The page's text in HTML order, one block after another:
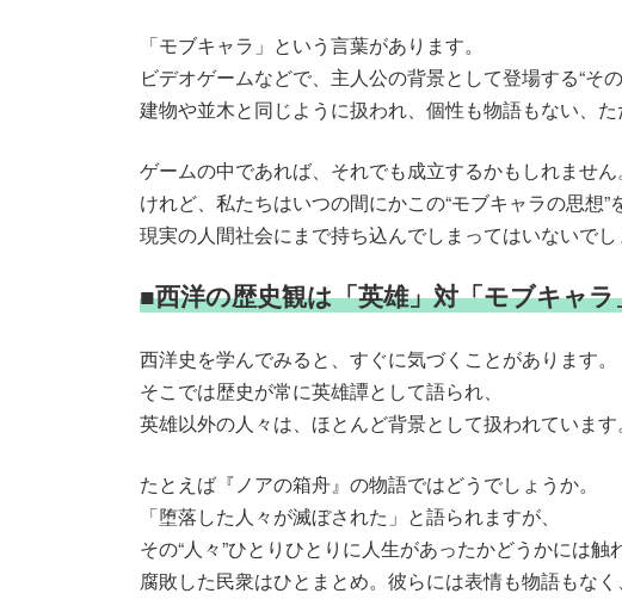
「モブキャラ」という言葉があります。
ビデオゲームなどで、主人公の背景として登場する“そ
建物や並木と同じように扱われ、個性も物語もない、た
ゲームの中であれば、それでも成立するかもしれません。
けれど、私たちはいつの間にかこの“モブキャラの思想”を
現実の人間社会にまで持ち込んでしまってはいないでし
■西洋の歴史観は「英雄」対「モブキャ
西洋史を学んでみると、すぐに気づくことがあります。
そこでは歴史が常に英雄譚として語られ、
英雄以外の人々は、ほとんど背景として扱われています。
たとえば『ノアの箱舟』の物語ではどうでしょうか。
「堕落した人々が滅ぼされた」と語られますが、
その“人々”ひとりひとりに人生があったかどうかには触
腐敗した民衆はひとまとめ。彼らには表情も物語もなく